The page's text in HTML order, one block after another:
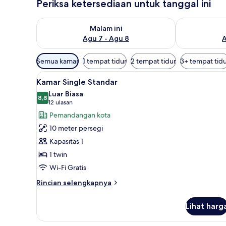
Periksa ketersediaan untuk tanggal ini
Malam ini
Agu 7 - Agu 8
Periksa ketersediaan untuk malam ini Agu 7 - Agu 8
Periksa
Filter
tersedia
untuk
kamar
Semua kamar 1 tempat tidur 2 tempat tidur 3+ tempat
Lihat
semua
foto
untuk
Kamar
Single
Standar
Kamar Single Standar |
3
Kamar Single Standar
8,88,8 dari 10
Luar Biasa
12 ulasan
(12
ulasan)
Pemandangan kota
10 meter persegi
Kapasitas 1
1 twin
Wi-Fi Gratis
Rincian selengkapnya
Rincian
Kamar
Lihat